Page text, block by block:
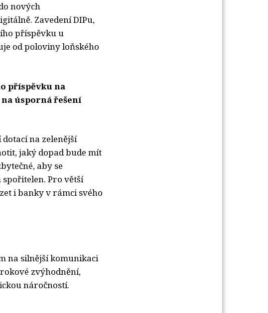
nových
Zavedení DIPu,
příspěvku u
od poloviny loňského
příspěvku na
úsporná řešení
na zelenější
jaký dopad bude mít
aby se
Pro větší
i banky v rámci svého
na silnější komunikaci
zvýhodnění,
náročností.